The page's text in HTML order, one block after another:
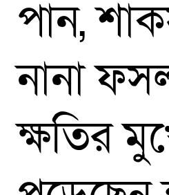
পান,
নানা
ক্ষতির